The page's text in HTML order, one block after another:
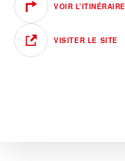
VOIR L’ITINÉRAIRE
VISITER LE SITE